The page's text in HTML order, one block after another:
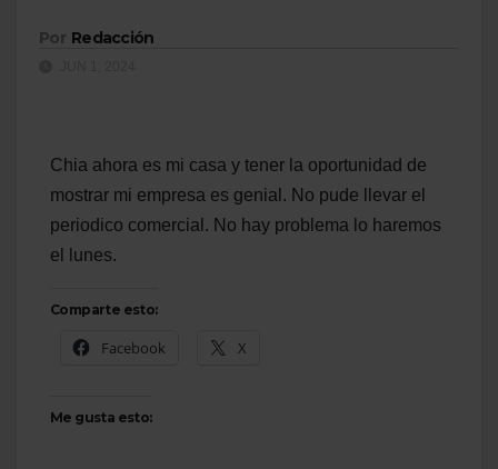
Por Redacción
Chia ahora es mi casa y tener la oportunidad de
mostrar mi empresa es genial. No pude llevar el
periodico comercial. No hay problema lo haremos
el lunes.
Comparte esto:
Facebook X
Me gusta esto: